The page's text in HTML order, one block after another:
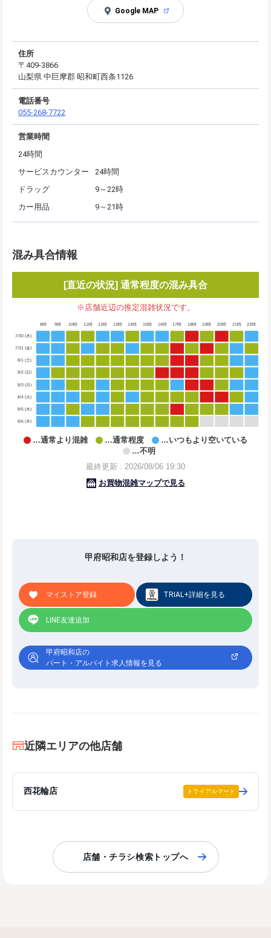
Google MAP
住所
〒409-3866
山梨県 中巨摩郡 昭和町西条1126
電話番号
055-268-7722
営業時間
24時間
サービスカウンター
24時間
ドラッグ
9～22時
カー用品
9～21時
混み具合情報
甲府昭和店を登録しよう！
マイストア登録 TRIAL+詳細を見る
LINE友達追加
甲府昭和店の
パート・アルバイト求人情報を見る
近隣エリアの他店舗
西花輪店 トライアルマート
店舗・チラシ検索トップへ